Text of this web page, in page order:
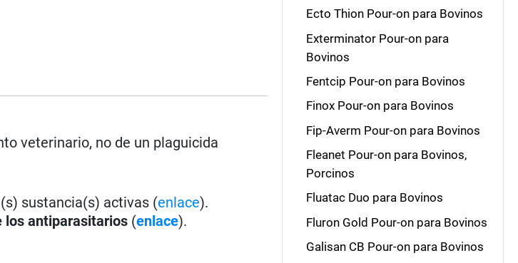
veterinario, no de un plaguicida
sustancia(s) activas (enlace).
los antiparasitarios (enlace).
Ecto Thion Pour-on para Bovinos
Exterminator Pour-on para
Bovinos
Fentcip Pour-on para Bovinos
Finox Pour-on para Bovinos
Fip-Averm Pour-on para Bovinos
Fleanet Pour-on para Bovinos,
Porcinos
Fluatac Duo para Bovinos
Fluron Gold Pour-on para Bovinos
Galisan CB Pour-on para Bovinos